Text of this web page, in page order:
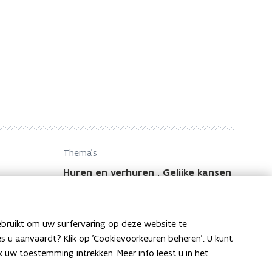
Thema's
Huren en verhuren,Gelijke kansen
om uw surfervaring op deze website te
aanvaardt? Klik op 'Cookievoorkeuren beheren'. U kunt
toestemming intrekken. Meer info leest u in het